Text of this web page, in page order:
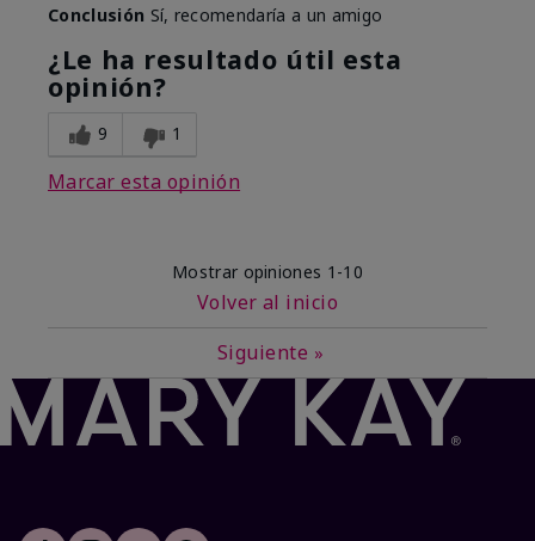
Conclusión Sí, recomendaría a un amigo
¿Le ha resultado útil esta
opinión?
9 1
Marcar esta opinión
Mostrar opiniones 1-10
Volver al inicio
Siguiente »